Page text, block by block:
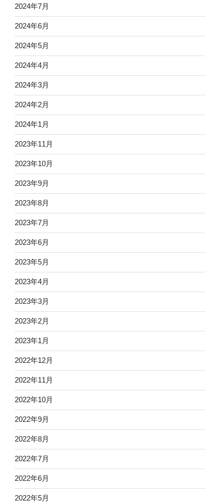
2024年7月
2024年6月
2024年5月
2024年4月
2024年3月
2024年2月
2024年1月
2023年11月
2023年10月
2023年9月
2023年8月
2023年7月
2023年6月
2023年5月
2023年4月
2023年3月
2023年2月
2023年1月
2022年12月
2022年11月
2022年10月
2022年9月
2022年8月
2022年7月
2022年6月
2022年5月